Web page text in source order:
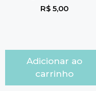
R$5,00
Adicionar ao
carrinho